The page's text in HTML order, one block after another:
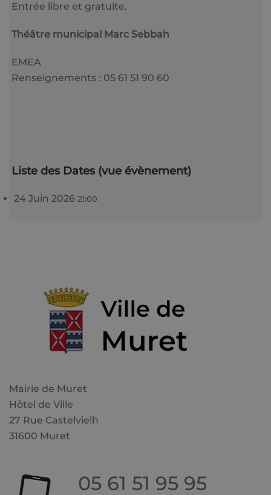
Entrée libre et gratuite.
Théâtre municipal Marc Sebbah
EMEA
Renseignements : 05 61 51 90 60
Liste des Dates (vue évènement)
24 Juin 202621:00
Mairie de Muret
Hôtel de Ville
27 Rue Castelvielh
31600 Muret
05 61 51 95 95